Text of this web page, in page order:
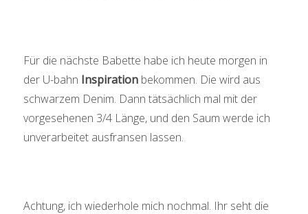
Für die nächste Babette habe ich heute morgen in
der U-bahn Inspiration bekommen. Die wird aus
schwarzem Denim. Dann tätsächlich mal mit der
vorgesehenen 3/4 Länge, und den Saum werde ich
unverarbeitet ausfransen lassen.
Achtung, ich wiederhole mich nochmal. Ihr seht die